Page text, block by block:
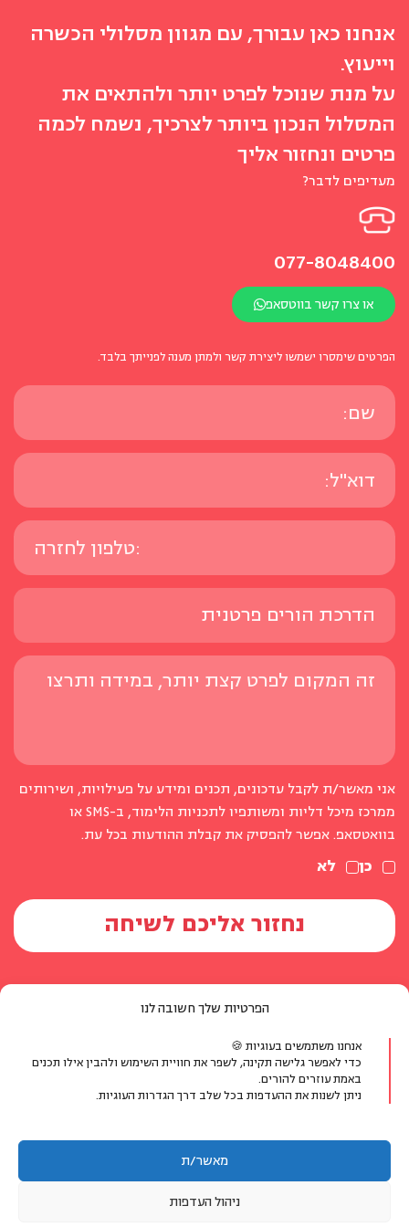
הפרטיות שלך חשובה לנו
אנחנו משתמשים בעוגיות 🍪
כדי לאפשר גלישה תקינה, לשפר את חוויית השימוש ולהבין אילו תכנים
באמת עוזרים להורים.
ניתן לשנות את ההעדפות בכל שלב דרך הגדרות העוגיות.
מאשר/ת
ניהול העדפות
אנחנו כאן עבורך, עם מגוון מסלולי הכשרה
וייעוץ.
על מנת שנוכל לפרט יותר ולהתאים את
המסלול הנכון ביותר לצרכיך, נשמח לכמה
פרטים ונחזור אליך
מעדיפים לדבר?
077-8048400
או צרו קשר בווטסאפ
הפרטים שימסרו ישמשו ליצירת קשר ולמתן מענה לפנייתך בלבד.
אני מאשר/ת לקבל עדכונים, תכנים ומידע על פעילויות, ושירותים
ממרכז מיכל דליות ומשותפיו לתכניות הלימוד, ב-SMS או
בוואטסאפ. אפשר להפסיק את קבלת ההודעות בכל עת.
כן
לא
יצירת קשר
אימייל:info@michaldalyot.co.il
וואטסאפ: